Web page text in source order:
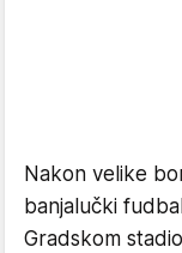
Nakon velike
banjalučki
Gradskom